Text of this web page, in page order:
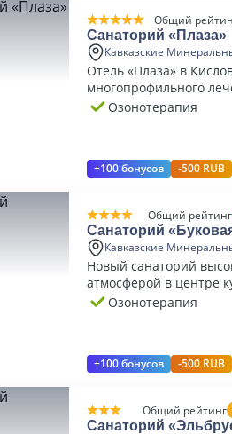
Общий
Санаторий «Плаза»
Кавказские
Отель «Плаза» в
многопрофильного
5* с премиальным
Озонотерапия
+100 бонусов -500 RUB
Общий рейтинг
Санаторий
Кавказские
Новый санаторий
атмосферой в центре
Железноводска
Озонотерапия
+100 бонусов -500 RUB
Общий рейтинг
Санаторий